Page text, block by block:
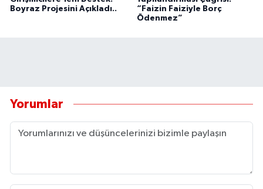
Boyraz Projesini Açıkladı..
“Faizin Faiziyle Borç
Ödenmez”
Yorumlar